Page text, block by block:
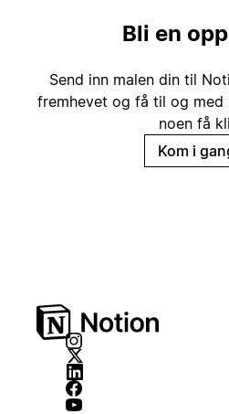
Bli en
Send inn malen din til
fremhevet og få til og med
noen få
Kom i